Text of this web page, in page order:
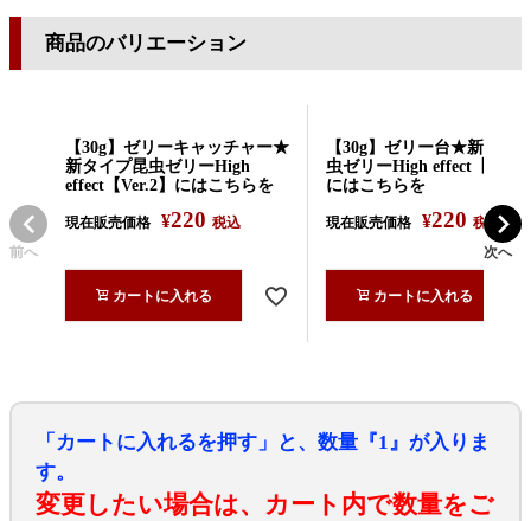
商品のバリエーション
前へ
【30g】ゼリーキャッチャー★
新タイプ昆虫ゼリーHigh
effect【Ver.2】にはこちらを
現在販売価格 ¥220 税込
カートに入れる
【30g】ゼリー台★新タイ
虫ゼリーHigh effect【Ver.2
にはこちらを
現在販売価格 ¥220 税込
カートに入れる
次へ
「カートに入れるを押す」と、数量『1』が入りま
す。
変更したい場合は、カート内で数量をご